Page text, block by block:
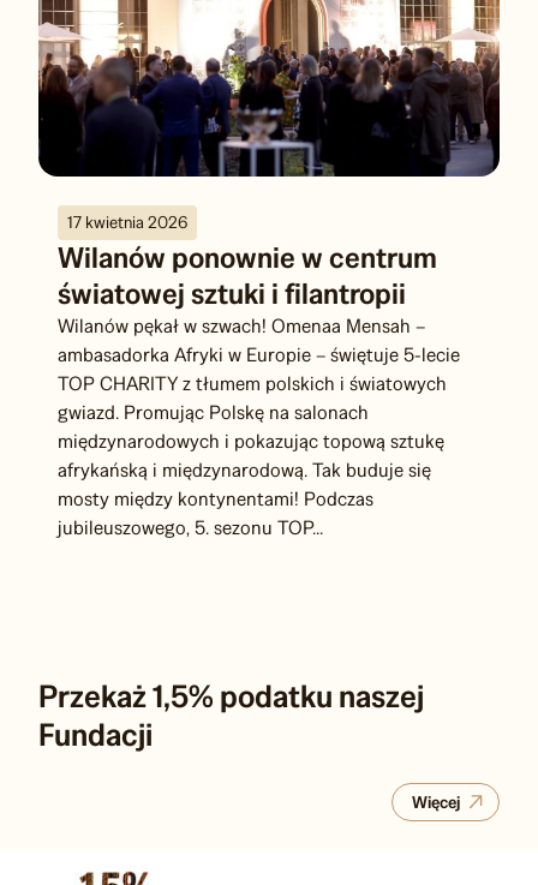
17 kwietnia 2026
Wilanów ponownie w centrum
światowej sztuki i filantropii
Wilanów pękał w szwach! Omenaa Mensah –
ambasadorka Afryki w Europie – świętuje 5-lecie
TOP CHARITY z tłumem polskich i światowych
gwiazd. Promując Polskę na salonach
międzynarodowych i pokazując topową sztukę
afrykańską i międzynarodową. Tak buduje się
Przekaż 1,5% podatku naszej